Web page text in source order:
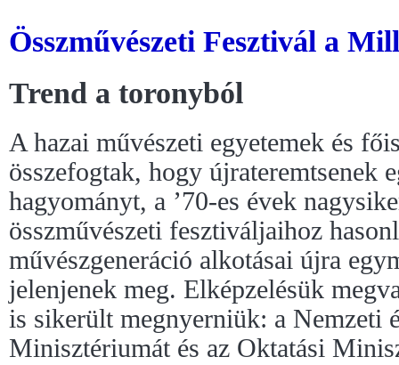
Összművészeti Fesztivál a
Trend a toronyból
A hazai művészeti egyetemek és
összefogtak, hogy újrateremtsenek
hagyományt, a ’70-es évek
összművészeti fesztiváljaihoz
művészgeneráció alkotásai újra
jelenjenek meg. Elképzelésük
is sikerült megnyerniük: a Nemzeti
Minisztériumát és az Oktatási